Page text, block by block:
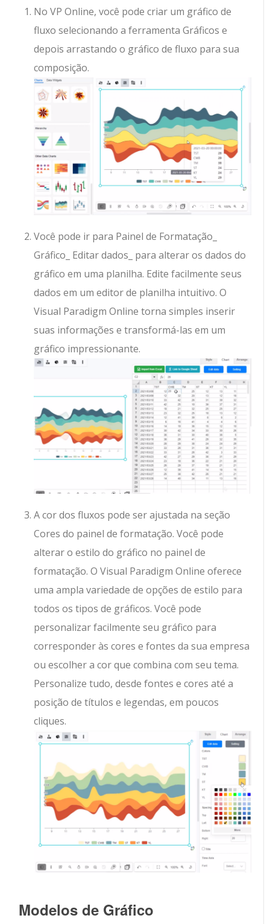
No VP Online, você pode criar um gráfico de
fluxo selecionando a ferramenta Gráficos e
depois arrastando o gráfico de fluxo para sua
composição.
Você pode ir para Painel de Formatação_
Gráfico_ Editar dados_ para alterar os dados do
gráfico em uma planilha. Edite facilmente seus
dados em um editor de planilha intuitivo. O
Visual Paradigm Online torna simples inserir
suas informações e transformá-las em um
gráfico impressionante.
A cor dos fluxos pode ser ajustada na seção
Cores do painel de formatação. Você pode
alterar o estilo do gráfico no painel de
formatação. O Visual Paradigm Online oferece
uma ampla variedade de opções de estilo para
todos os tipos de gráficos. Você pode
personalizar facilmente seu gráfico para
corresponder às cores e fontes da sua empresa
ou escolher a cor que combina com seu tema.
Personalize tudo, desde fontes e cores até a
posição de títulos e legendas, em poucos
cliques.
Modelos de Gráfico